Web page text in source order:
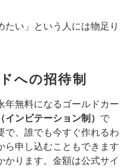
たい」という人には物足り
への招待制
年無料になるゴールドカー
インビテーション制） で
で、誰でも今すぐ作れるわ
ら申し込むこともできます
かります。金額は公式サイ